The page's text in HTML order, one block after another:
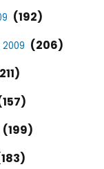
(192)
(206)
(199)